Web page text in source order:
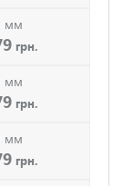
мм
грн.
мм
грн.
мм
грн.